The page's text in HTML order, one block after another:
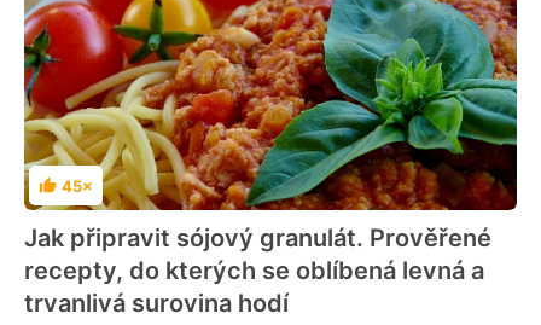
Hodnocení
45×
Jak připravit sójový granulát. Prověřené
recepty, do kterých se oblíbená levná a
trvanlivá surovina hodí